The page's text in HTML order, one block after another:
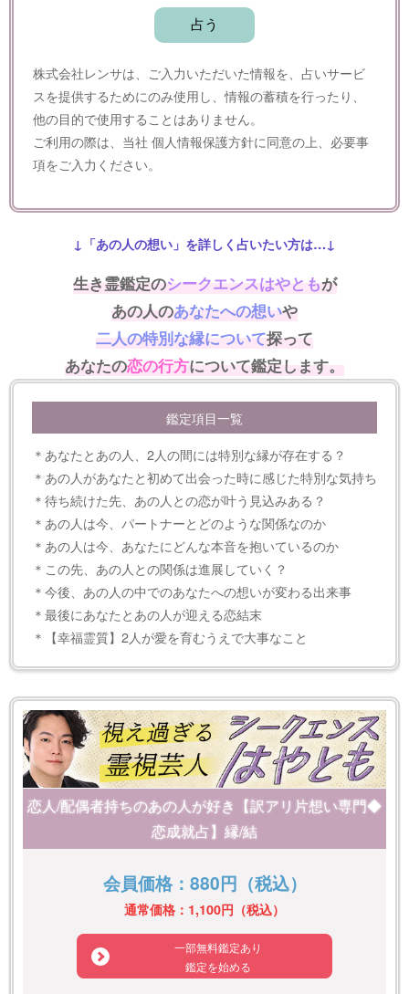
株式会社レンサは、ご入力いただいた情報を、占いサービ
スを提供するためにのみ使用し、情報の蓄積を行ったり、
他の目的で使用することはありません。
ご利用の際は、当社個人情報保護方針に同意の上、必要事
項をご入力ください。
↓「あの人の想い」を詳しく占いたい方は…↓
生き霊鑑定のシークエンスはやともが
あの人のあなたへの想いや
二人の特別な縁について探って
あなたの恋の行方について鑑定します。
鑑定項目一覧
＊あなたとあの人、2人の間には特別な縁が存在する？
＊あの人があなたと初めて出会った時に感じた特別な気持ち
＊待ち続けた先、あの人との恋が叶う見込みある？
＊あの人は今、パートナーとどのような関係なのか
＊あの人は今、あなたにどんな本音を抱いているのか
＊この先、あの人との関係は進展していく？
＊今後、あの人の中でのあなたへの想いが変わる出来事
＊最後にあなたとあの人が迎える恋結末
＊【幸福霊質】2人が愛を育むうえで大事なこと
恋人/配偶者持ちのあの人が好き【訳アリ片想い専門◆
恋成就占】縁/結
会員価格：880円（税込）
通常価格：1,100円（税込）
一部無料鑑定あり
鑑定を始める